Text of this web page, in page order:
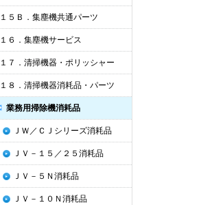
１５Ｂ．集塵機共通パーツ
１６．集塵機サービス
１７．清掃機器・ポリッシャー
１８．清掃機器消耗品・パーツ
業務用掃除機消耗品
ＪＷ／ＣＪシリーズ消耗品
ＪＶ－１５／２５消耗品
ＪＶ－５Ｎ消耗品
ＪＶ－１０Ｎ消耗品